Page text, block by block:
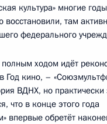
культура» многие
восстановили, там
федерального
ходом идёт
Год кино, –
ВДНХ, но
что в конце этого года
впервые обретёт